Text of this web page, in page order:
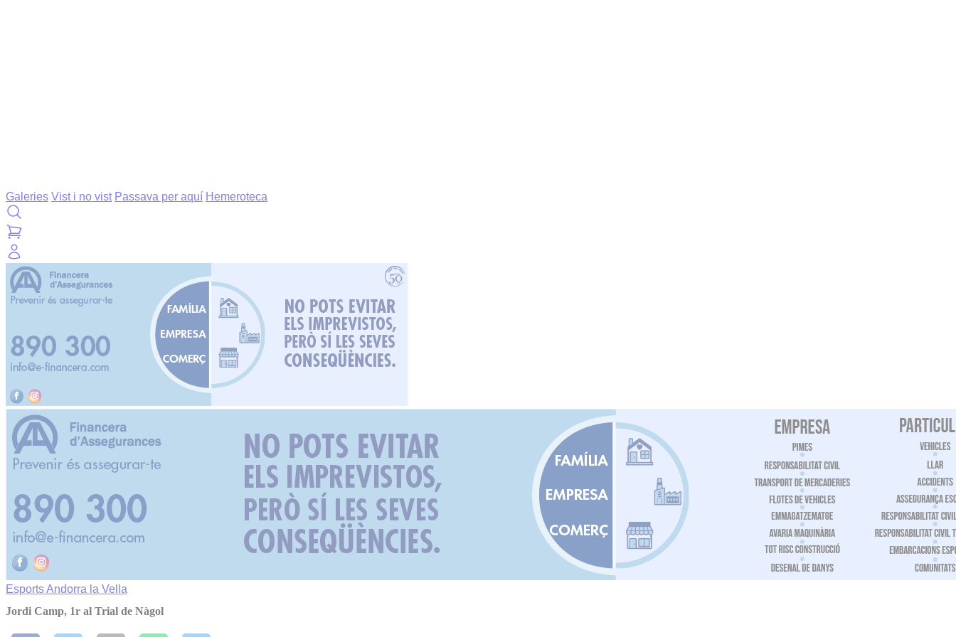
Galeries Vist i no vist Passava per aquí Hemeroteca
EsportsAndorra la Vella
Jordi Camp, 1r al Trial de Nàgol